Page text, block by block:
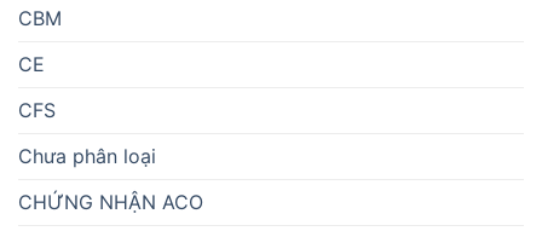
CBM
CE
CFS
Chưa phân loại
CHỨNG NHẬN ACO